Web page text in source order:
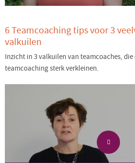
6 Teamcoaching tips voor 3
valkuilen
Inzicht in 3 valkuilen van teamcoaches,
teamcoaching sterk verkleinen.